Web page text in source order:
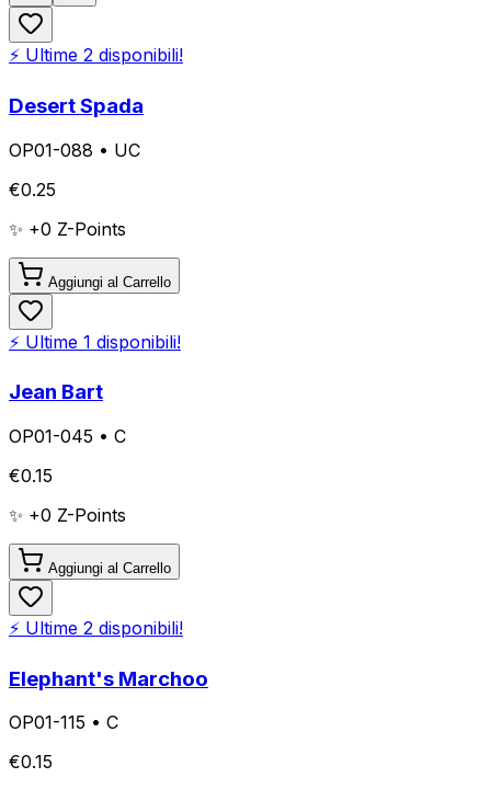
⚡ Ultime 2 disponibili!
Desert Spada
OP01-088 • UC
€0.25
✨ +0 Z-Points
Aggiungi al Carrello
⚡ Ultime 1 disponibili!
Jean Bart
OP01-045 • C
€0.15
✨ +0 Z-Points
Aggiungi al Carrello
⚡ Ultime 2 disponibili!
Elephant's Marchoo
OP01-115 • C
€0.15